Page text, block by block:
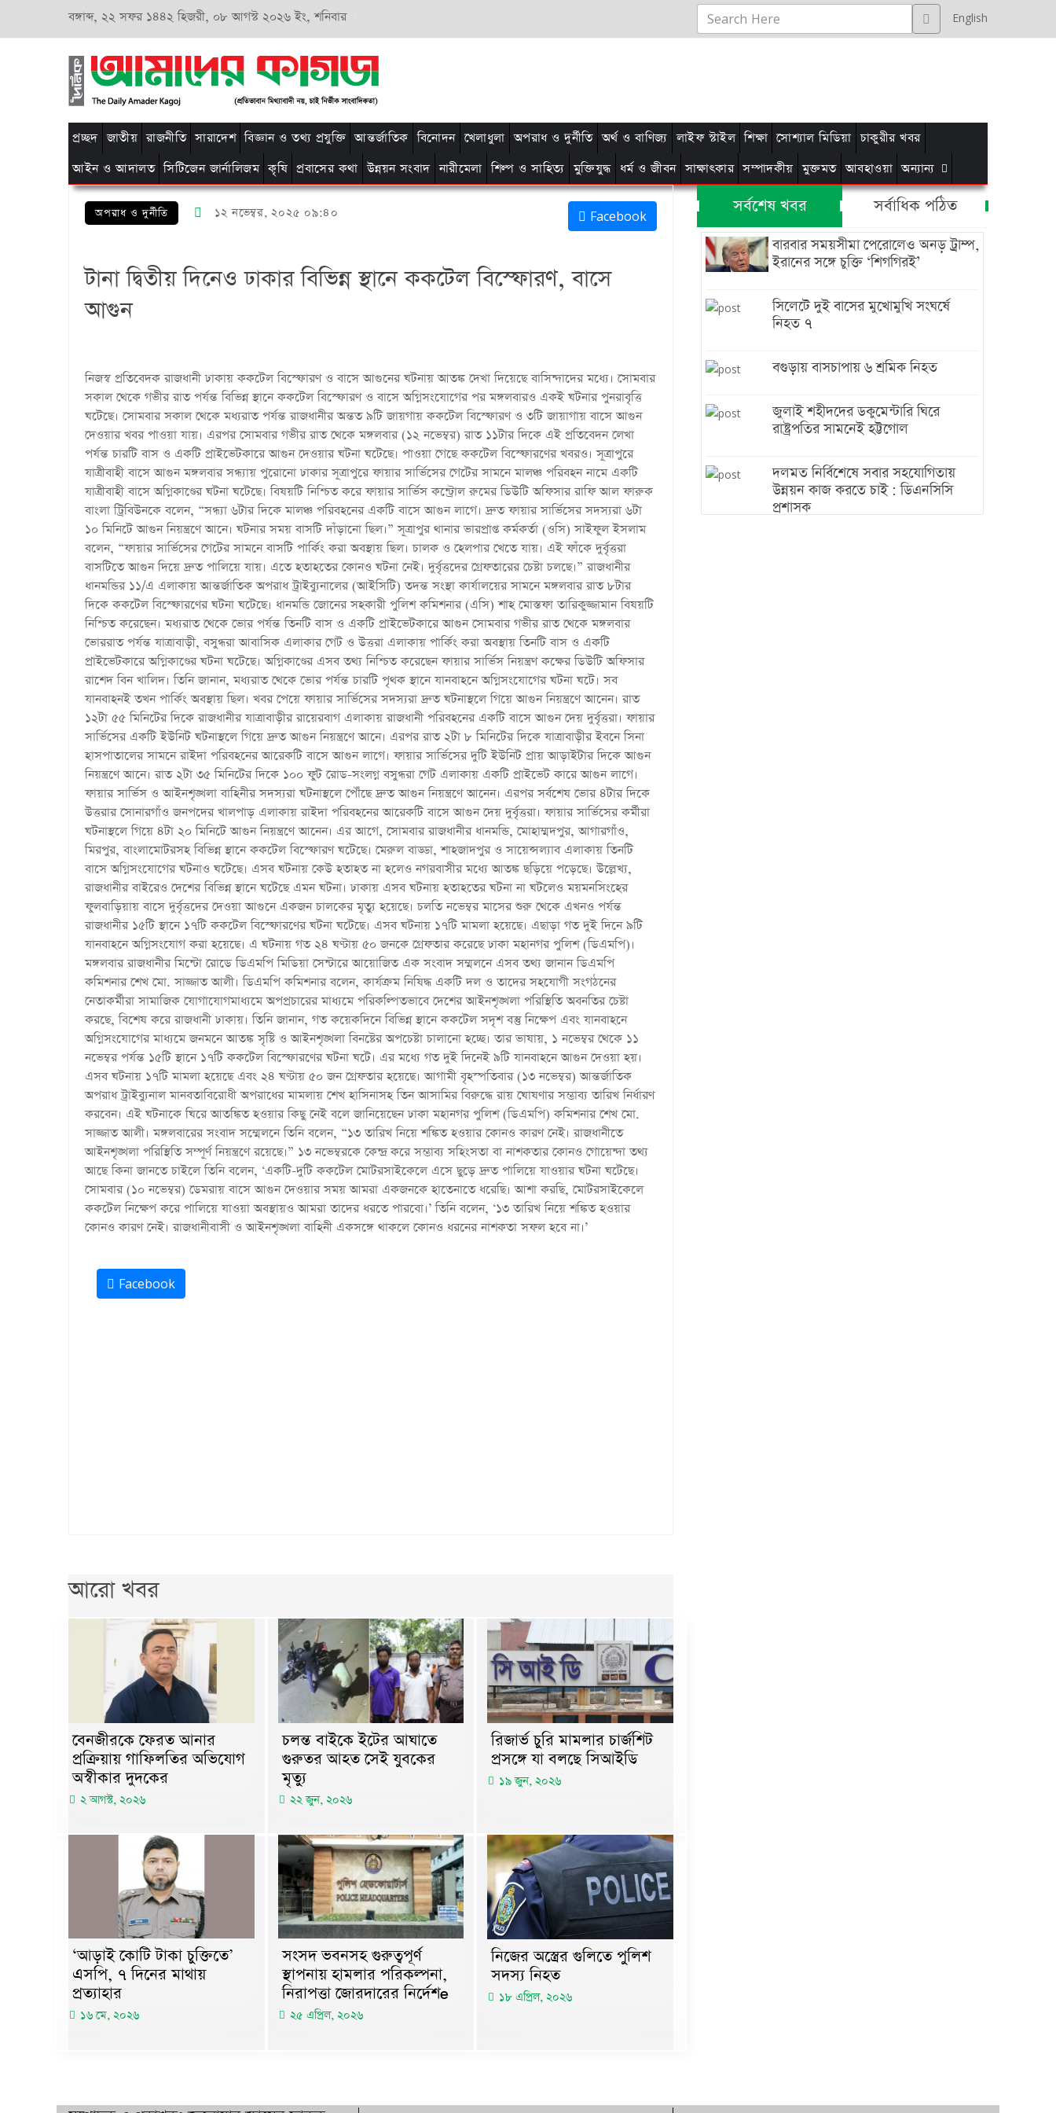
বঙ্গাব্দ, ২২ সফর ১৪৪২ হিজরী, ০৮ আগস্ট ২০২৬ ইং, শনিবার English
প্রচ্ছদ জাতীয় রাজনীতি সারাদেশ বিজ্ঞান ও তথ্য প্রযুক্তি আন্তর্জাতিক বিনোদন খেলাধুলা অপরাধ ও দুর্নীতি অর্থ ও বাণিজ্য লাইফ স্টাইল শিক্ষা সোশ্যাল মিডিয়া চাকুরীর খবর
আইন ও আদালত সিটিজেন জার্নালিজম কৃষি প্রবাসের কথা উন্নয়ন সংবাদ নারীমেলা শিল্প ও সাহিত্য মুক্তিযুদ্ধ ধর্ম ও জীবন সাক্ষাৎকার সম্পাদকীয় মুক্তমত আবহাওয়া অন্যান্য
অপরাধ ও দুর্নীতি ১২ নভেম্বর, ২০২৫ ০৯:৪০ Facebook
টানা দ্বিতীয় দিনেও ঢাকার বিভিন্ন স্থানে ককটেল বিস্ফোরণ, বাসে
আগুন
নিজস্ব প্রতিবেদক রাজধানী ঢাকায় ককটেল বিস্ফোরণ ও বাসে আগুনের ঘটনায় আতঙ্ক দেখা দিয়েছে বাসিন্দাদের মধ্যে। সোমবার
সকাল থেকে গভীর রাত পর্যন্ত বিভিন্ন স্থানে ককটেল বিস্ফোরণ ও বাসে অগ্নিসংযোগের পর মঙ্গলবারও একই ঘটনার পুনরাবৃত্তি
ঘটেছে। সোমবার সকাল থেকে মধ্যরাত পর্যন্ত রাজধানীর অন্তত ৯টি জায়গায় ককটেল বিস্ফোরণ ও ৩টি জায়াগায় বাসে আগুন
দেওয়ার খবর পাওয়া যায়। এরপর সোমবার গভীর রাত থেকে মঙ্গলবার (১২ নভেম্বর) রাত ১১টার দিকে এই প্রতিবেদন লেখা
পর্যন্ত চারটি বাস ও একটি প্রাইভেটকারে আগুন দেওয়ার ঘটনা ঘটেছে। পাওয়া গেছে ককটেল বিস্ফোরণের খবরও। সূত্রাপুরে
যাত্রীবাহী বাসে আগুন মঙ্গলবার সন্ধ্যায় পুরোনো ঢাকার সূত্রাপুরে ফায়ার সার্ভিসের গেটের সামনে মালঞ্চ পরিবহন নামে একটি
যাত্রীবাহী বাসে অগ্নিকাণ্ডের ঘটনা ঘটেছে। বিষয়টি নিশ্চিত করে ফায়ার সার্ভিস কন্ট্রোল রুমের ডিউটি অফিসার রাফি আল ফারুক
বাংলা ট্রিবিউনকে বলেন, “সন্ধ্যা ৬টার দিকে মালঞ্চ পরিবহনের একটি বাসে আগুন লাগে। দ্রুত ফায়ার সার্ভিসের সদস্যরা ৬টা
১০ মিনিটে আগুন নিয়ন্ত্রণে আনে। ঘটনার সময় বাসটি দাঁড়ানো ছিল।” সূত্রাপুর থানার ভারপ্রাপ্ত কর্মকর্তা (ওসি) সাইফুল ইসলাম
বলেন, “ফায়ার সার্ভিসের গেটের সামনে বাসটি পার্কিং করা অবস্থায় ছিল। চালক ও হেলপার খেতে যায়। এই ফাঁকে দুর্বৃত্তরা
বাসটিতে আগুন দিয়ে দ্রুত পালিয়ে যায়। এতে হতাহতের কোনও ঘটনা নেই। দুর্বৃত্তদের গ্রেফতারের চেষ্টা চলছে।” রাজধানীর
ধানমন্ডির ১১/এ এলাকায় আন্তর্জাতিক অপরাধ ট্রাইব্যুনালের (আইসিটি) তদন্ত সংস্থা কার্যালয়ের সামনে মঙ্গলবার রাত ৮টার
দিকে ককটেল বিস্ফোরণের ঘটনা ঘটেছে। ধানমন্ডি জোনের সহকারী পুলিশ কমিশনার (এসি) শাহ মোস্তফা তারিকুজ্জামান বিষয়টি
নিশ্চিত করেছেন। মধ্যরাত থেকে ভোর পর্যন্ত তিনটি বাস ও একটি প্রাইভেটকারে আগুন সোমবার গভীর রাত থেকে মঙ্গলবার
ভোররাত পর্যন্ত যাত্রাবাড়ী, বসুন্ধরা আবাসিক এলাকার গেট ও উত্তরা এলাকায় পার্কিং করা অবস্থায় তিনটি বাস ও একটি
প্রাইভেটকারে অগ্নিকাণ্ডের ঘটনা ঘটেছে। অগ্নিকাণ্ডের এসব তথ্য নিশ্চিত করেছেন ফায়ার সার্ভিস নিয়ন্ত্রণ কক্ষের ডিউটি অফিসার
রাশেদ বিন খালিদ। তিনি জানান, মধ্যরাত থেকে ভোর পর্যন্ত চারটি পৃথক স্থানে যানবাহনে অগ্নিসংযোগের ঘটনা ঘটে। সব
যানবাহনই তখন পার্কিং অবস্থায় ছিল। খবর পেয়ে ফায়ার সার্ভিসের সদস্যরা দ্রুত ঘটনাস্থলে গিয়ে আগুন নিয়ন্ত্রণে আনেন। রাত
১২টা ৫৫ মিনিটের দিকে রাজধানীর যাত্রাবাড়ীর রায়েরবাগ এলাকায় রাজধানী পরিবহনের একটি বাসে আগুন দেয় দুর্বৃত্তরা। ফায়ার
সার্ভিসের একটি ইউনিট ঘটনাস্থলে গিয়ে দ্রুত আগুন নিয়ন্ত্রণে আনে। এরপর রাত ২টা ৮ মিনিটের দিকে যাত্রাবাড়ীর ইবনে সিনা
হাসপাতালের সামনে রাইদা পরিবহনের আরেকটি বাসে আগুন লাগে। ফায়ার সার্ভিসের দুটি ইউনিট প্রায় আড়াইটার দিকে আগুন
নিয়ন্ত্রণে আনে। রাত ২টা ৩৫ মিনিটের দিকে ১০০ ফুট রোড-সংলগ্ন বসুন্ধরা গেট এলাকায় একটি প্রাইভেট কারে আগুন লাগে।
ফায়ার সার্ভিস ও আইনশৃঙ্খলা বাহিনীর সদস্যরা ঘটনাস্থলে পৌঁছে দ্রুত আগুন নিয়ন্ত্রণে আনেন। এরপর সর্বশেষ ভোর ৪টার দিকে
উত্তরার সোনারগাঁও জনপদের খালপাড় এলাকায় রাইদা পরিবহনের আরেকটি বাসে আগুন দেয় দুর্বৃত্তরা। ফায়ার সার্ভিসের কর্মীরা
ঘটনাস্থলে গিয়ে ৪টা ২০ মিনিটে আগুন নিয়ন্ত্রণে আনেন। এর আগে, সোমবার রাজধানীর ধানমন্ডি, মোহাম্মদপুর, আগারগাঁও,
মিরপুর, বাংলামোটরসহ বিভিন্ন স্থানে ককটেল বিস্ফোরণ ঘটেছে। মেরুল বাড্ডা, শাহজাদপুর ও সায়েন্সল্যাব এলাকায় তিনটি
বাসে অগ্নিসংযোগের ঘটনাও ঘটেছে। এসব ঘটনায় কেউ হতাহত না হলেও নগরবাসীর মধ্যে আতঙ্ক ছড়িয়ে পড়েছে। উল্লেখ্য,
রাজধানীর বাইরেও দেশের বিভিন্ন স্থানে ঘটেছে এমন ঘটনা। ঢাকায় এসব ঘটনায় হতাহতের ঘটনা না ঘটলেও ময়মনসিংহের
ফুলবাড়িয়ায় বাসে দুর্বৃত্তদের দেওয়া আগুনে একজন চালকের মৃত্যু হয়েছে। চলতি নভেম্বর মাসের শুরু থেকে এখনও পর্যন্ত
রাজধানীর ১৫টি স্থানে ১৭টি ককটেল বিস্ফোরণের ঘটনা ঘটেছে। এসব ঘটনায় ১৭টি মামলা হয়েছে। এছাড়া গত দুই দিনে ৯টি
যানবাহনে অগ্নিসংযোগ করা হয়েছে। এ ঘটনায় গত ২৪ ঘণ্টায় ৫০ জনকে গ্রেফতার করেছে ঢাকা মহানগর পুলিশ (ডিএমপি)।
মঙ্গলবার রাজধানীর মিন্টো রোডে ডিএমপি মিডিয়া সেন্টারে আয়োজিত এক সংবাদ সম্মলনে এসব তথ্য জানান ডিএমপি
কমিশনার শেখ মো. সাজ্জাত আলী। ডিএমপি কমিশনার বলেন, কার্যক্রম নিষিদ্ধ একটি দল ও তাদের সহযোগী সংগঠনের
নেতাকর্মীরা সামাজিক যোগাযোগমাধ্যমে অপপ্রচারের মাধ্যমে পরিকল্পিতভাবে দেশের আইনশৃঙ্খলা পরিস্থিতি অবনতির চেষ্টা
করছে, বিশেষ করে রাজধানী ঢাকায়। তিনি জানান, গত কয়েকদিনে বিভিন্ন স্থানে ককটেল সদৃশ বস্তু নিক্ষেপ এবং যানবাহনে
অগ্নিসংযোগের মাধ্যমে জনমনে আতঙ্ক সৃষ্টি ও আইনশৃঙ্খলা বিনষ্টের অপচেষ্টা চালানো হচ্ছে। তার ভাষায়, ১ নভেম্বর থেকে ১১
নভেম্বর পর্যন্ত ১৫টি স্থানে ১৭টি ককটেল বিস্ফোরণের ঘটনা ঘটে। এর মধ্যে গত দুই দিনেই ৯টি যানবাহনে আগুন দেওয়া হয়।
এসব ঘটনায় ১৭টি মামলা হয়েছে এবং ২৪ ঘণ্টায় ৫০ জন গ্রেফতার হয়েছে। আগামী বৃহস্পতিবার (১৩ নভেম্বর) আন্তর্জাতিক
অপরাধ ট্রাইব্যুনাল মানবতাবিরোধী অপরাধের মামলায় শেখ হাসিনাসহ তিন আসামির বিরুদ্ধে রায় ঘোষণার সম্ভাব্য তারিখ নির্ধারণ
করবেন। এই ঘটনাকে ঘিরে আতঙ্কিত হওয়ার কিছু নেই বলে জানিয়েছেন ঢাকা মহানগর পুলিশ (ডিএমপি) কমিশনার শেখ মো.
সাজ্জাত আলী। মঙ্গলবারের সংবাদ সম্মেলনে তিনি বলেন, “১৩ তারিখ নিয়ে শঙ্কিত হওয়ার কোনও কারণ নেই। রাজধানীতে
আইনশৃঙ্খলা পরিস্থিতি সম্পূর্ণ নিয়ন্ত্রণে রয়েছে।” ১৩ নভেম্বরকে কেন্দ্র করে সম্ভাব্য সহিংসতা বা নাশকতার কোনও গোয়েন্দা তথ্য
আছে কিনা জানতে চাইলে তিনি বলেন, ‘একটি-দুটি ককটেল মোটরসাইকেলে এসে ছুড়ে দ্রুত পালিয়ে যাওয়ার ঘটনা ঘটেছে।
সোমবার (১০ নভেম্বর) ডেমরায় বাসে আগুন দেওয়ার সময় আমরা একজনকে হাতেনাতে ধরেছি। আশা করছি, মোটরসাইকেলে
ককটেল নিক্ষেপ করে পালিয়ে যাওয়া অবস্থায়ও আমরা তাদের ধরতে পারবো।’ তিনি বলেন, ‘১৩ তারিখ নিয়ে শঙ্কিত হওয়ার
কোনও কারণ নেই। রাজধানীবাসী ও আইনশৃঙ্খলা বাহিনী একসঙ্গে থাকলে কোনও ধরনের নাশকতা সফল হবে না।’
Facebook
আরো খবর
বেনজীরকে ফেরত আনার
প্রক্রিয়ায় গাফিলতির অভিযোগ
অস্বীকার দুদকের
২ আগস্ট, ২০২৬
চলন্ত বাইকে ইটের আঘাতে
গুরুতর আহত সেই যুবকের
মৃত্যু
২২ জুন, ২০২৬
রিজার্ভ চুরি মামলার চার্জশিট
প্রসঙ্গে যা বলছে সিআইডি
১৯ জুন, ২০২৬
‘আড়াই কোটি টাকা চুক্তিতে’
এসপি, ৭ দিনের মাথায়
প্রত্যাহার
১৬ মে, ২০২৬
সংসদ ভবনসহ গুরুত্বপূর্ণ
স্থাপনায় হামলার পরিকল্পনা,
নিরাপত্তা জোরদারের নির্দেশe
২৫ এপ্রিল, ২০২৬
নিজের অস্ত্রের গুলিতে পুলিশ
সদস্য নিহত
১৮ এপ্রিল, ২০২৬
সর্বশেষ খবর সর্বাধিক পঠিত
বারবার সময়সীমা পেরোলেও অনড় ট্রাম্প,
ইরানের সঙ্গে চুক্তি ‘শিগগিরই’
সিলেটে দুই বাসের মুখোমুখি সংঘর্ষে
নিহত ৭
বগুড়ায় বাসচাপায় ৬ শ্রমিক নিহত
জুলাই শহীদদের ডকুমেন্টারি ঘিরে
রাষ্ট্রপতির সামনেই হট্টগোল
দলমত নির্বিশেষে সবার সহযোগিতায়
উন্নয়ন কাজ করতে চাই : ডিএনসিসি
প্রশাসক